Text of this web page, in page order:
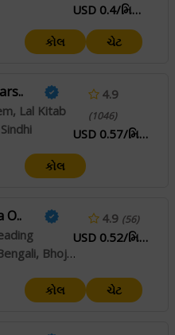
USD 0.4/મિનિટ
કોલ ચેટ
Lal Kitab
4.9
(1046)
USD 0.57/મિનિટ
કોલ
O..
Hindi, English, Bengali, Bhojpuri
4.9 (56)
USD 0.52/મિનિટ
કોલ ચેટ